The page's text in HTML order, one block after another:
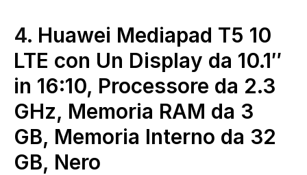
4. Huawei Mediapad T5 10
LTE con Un Display da 10.1″
in 16:10, Processore da 2.3
GHz, Memoria RAM da 3
GB, Memoria Interno da 32
GB, Nero